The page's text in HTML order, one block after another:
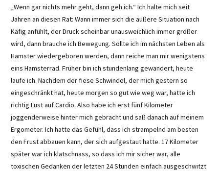
„Wenn gar nichts mehr geht, dann geh ich.“ Ich halte mich seit
Jahren an diesen Rat: Wann immer sich die äußere Situation nach
Käfig anfühlt, der Druck scheinbar unausweichlich immer größer
wird, dann brauche ich Bewegung. Sollte ich im nächsten Leben als
Hamster wiedergeboren werden, dann reiche man mir wenigstens
eins Hamsterrad. Früher bin ich stundenlang gewandert, heute
laufe ich. Nachdem der fiese Schwindel, der mich gestern so
eingeschränkt hat, heute morgen so gut wie weg war, hatte ich
richtig Lust auf Cardio. Also habe ich erst fünf Kilometer
joggenderweise hinter mich gebracht und saß danach auf meinem
Ergometer. Ich hatte das Gefühl, dass ich strampelnd am besten
den Frust abbauen kann, der sich aufgestaut hatte. 17 Kilometer
später war ich klatschnass, so dass ich mir sicher war, alle
toxischen Gedanken der letzten 24 Stunden einfach ausgeschwitzt